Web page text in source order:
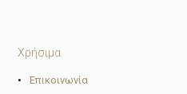
Χρήσιμα
• Επικοινωνία